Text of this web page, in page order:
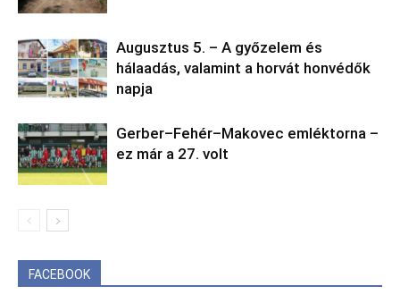
Augusztus 5. – A győzelem és
hálaadás, valamint a horvát honvédők
napja
Gerber–Fehér–Makovec emléktorna –
ez már a 27. volt
FACEBOOK